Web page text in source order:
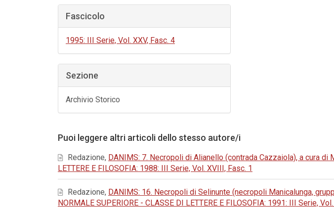
Fascicolo
1995: III Serie, Vol. XXV, Fasc. 4
Sezione
Archivio Storico
Puoi leggere altri articoli dello stesso autore/i
Redazione, DANIMS: 7. Necropoli di Alianello (contrada Cazzaiola), a cura di
LETTERE E FILOSOFIA: 1988: III Serie, Vol. XVIII, Fasc. 1
Redazione, DANIMS: 16. Necropoli di Selinunte (necropoli Manicalunga,
NORMALE SUPERIORE - CLASSE DI LETTERE E FILOSOFIA: 1991: III Serie,